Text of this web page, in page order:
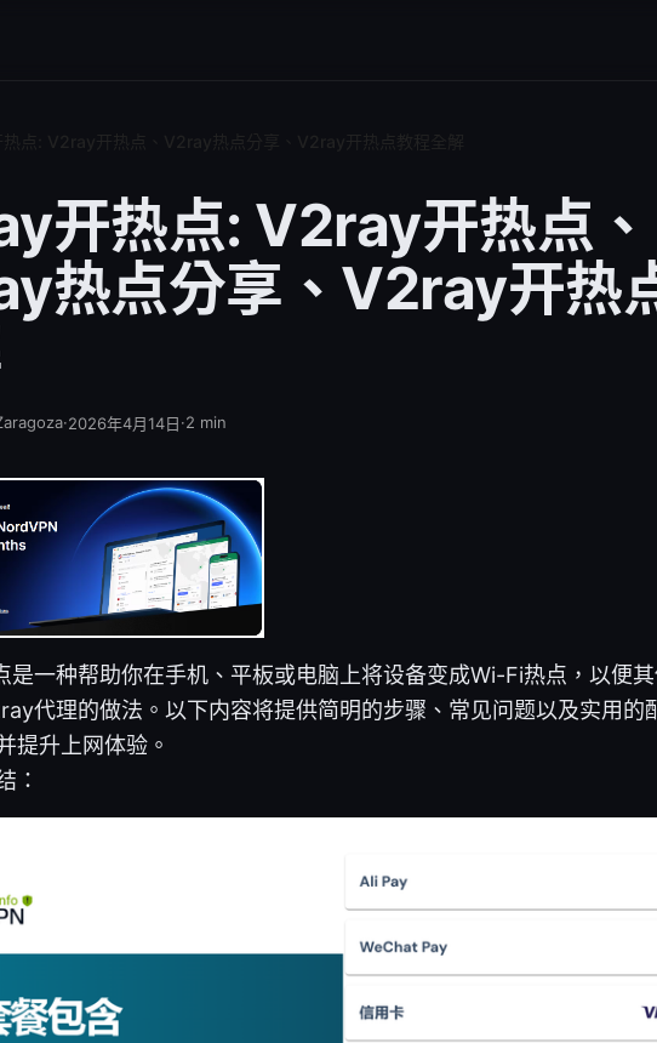
开热点: V2ray开热点、
热点分享、V2ray开热
·2026年4月14日·2 min
是一种帮助你在手机、平板或电脑上将设备变成Wi-Fi热点，以便
代理的做法。以下内容将提供简明的步骤、常见问题以及实用的
提升上网体验。
：